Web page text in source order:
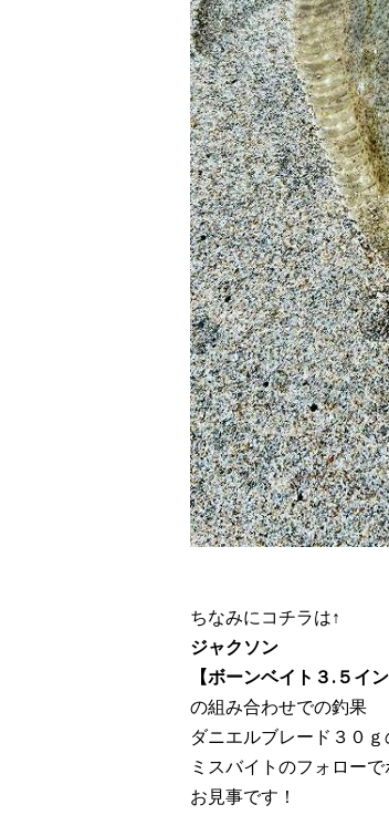
ちなみにコチラは↑
ジャクソン
【ボーンベイト３.５イン
の組み合わせでの釣果
ダニエルブレード３０
ミスバイトのフォロー
お見事です！